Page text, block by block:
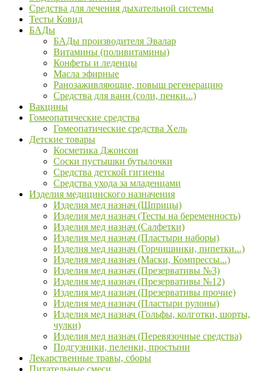
Средства для лечения дыхательной системы
Тесты Ковид
БАДы
БАДы производителя Эвалар
Витамины (поливитамины)
Конфеты и леденцы
Масла эфирные
Ранозаживляющие, повыш регенерацию
Средства для ванн (соли, пенки...)
Вакцины
Гомеопатические средства
Гомеопатические средства Хель
Детские товары
Косметика Джонсон
Соски пустышки бутылочки
Средства детской гигиены
Средства ухода за младенцами
Изделия медицинского назначения
Изделия мед назнач (Шприцы)
Изделия мед назнач (Тесты на беременность)
Изделия мед назнач (Салфетки)
Изделия мед назнач (Пластыри наборы)
Изделия мед назнач (Горчишники, пипетки...)
Изделия мед назнач (Маски, Компрессы...)
Изделия мед назнач (Презервативы №3)
Изделия мед назнач (Презервативы №12)
Изделия мед назнач (Презервативы прочие)
Изделия мед назнач (Пластыри рулоны)
Изделия мед назнач (Гольфы, колготки, шорты,
чулки)
Изделия мед назнач (Перевязочные средства)
Подгузники, пеленки, простыни
Лекарственные травы, сборы